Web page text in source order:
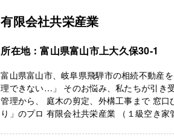
有限会社共栄産業
所在地：富山県富山市上大久保30-1
富山県富山市、岐阜県飛騨市の相続不動産
理できない…」 そのお悩み、私たちが引き
管理から、 庭木の剪定、外構工事まで 窓
り」のプロ 有限会社共栄産業 （１級空き